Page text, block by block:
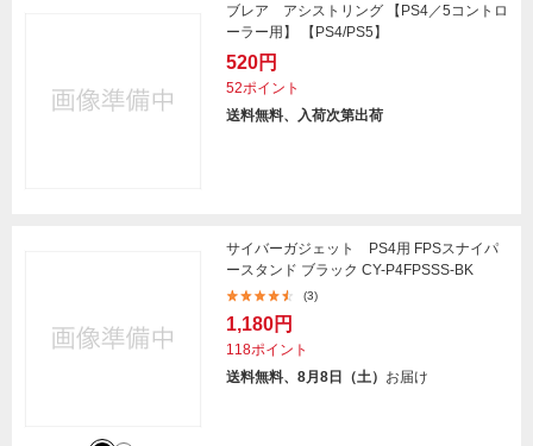
ブレア アシストリング 【PS4／5コントロ
ーラー用】 【PS4/PS5】
520円
52ポイント
送料無料、入荷次第出荷
サイバーガジェット PS4用 FPSスナイパ
ースタンド ブラック CY-P4FPSSS-BK
(3)
1,180円
118ポイント
送料無料、8月8日（土） お届け